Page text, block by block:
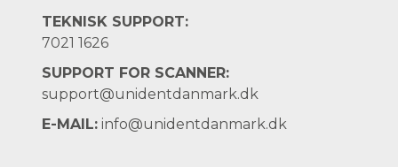
TEKNISK SUPPORT:
7021 1626
SUPPORT FOR SCANNER:
support@unidentdanmark.dk
E-MAIL: info@unidentdanmark.dk